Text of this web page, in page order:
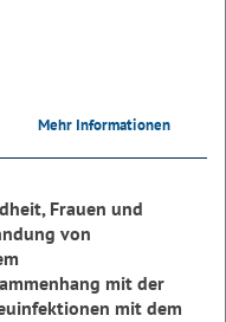
Mehr Informationen
Frauen und
von
mit der
mit dem